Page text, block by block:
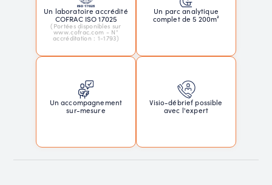
Un laboratoire accrédité
COFRAC ISO 17025
(Portées disponibles sur
www.cofrac.com - N°
accréditation : 1-1793)
Un parc analytique
complet de 5 200m²
Un accompagnement
sur-mesure
Visio-débrief possible
avec l'expert